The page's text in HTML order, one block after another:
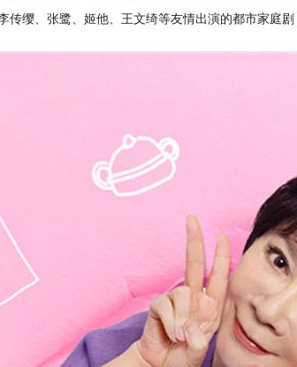
传缨、张鹭、姬他、王文绮等友情出演的都市家庭剧